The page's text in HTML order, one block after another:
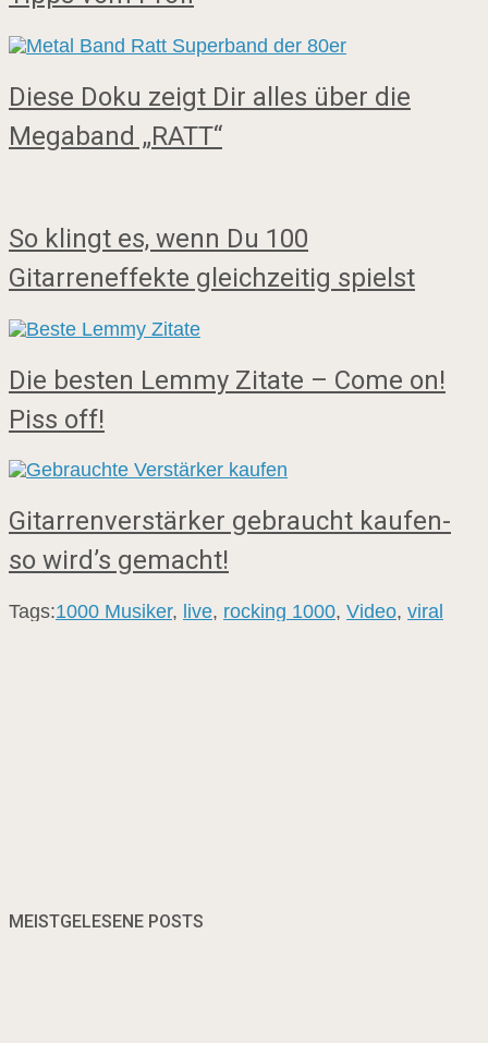
Diese Doku zeigt Dir alles über die
Megaband „RATT“
So klingt es, wenn Du 100
Gitarreneffekte gleichzeitig spielst
Die besten Lemmy Zitate – Come on!
Piss off!
Gitarrenverstärker gebraucht kaufen-
so wird’s gemacht!
Tags:1000 Musiker, live, rocking 1000, Video, viral
MEISTGELESENE POSTS